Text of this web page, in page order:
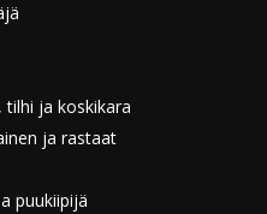
tilhi ja koskikara
ja rastaat
puukiipijä